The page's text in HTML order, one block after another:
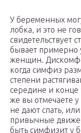
У беременных
лобка, и это не
свидетельствует
бывает
женщин.
когда симфиз
степени
середине и конце
же вы отмечаете
не дают спать,
привычные
быть симфизит у